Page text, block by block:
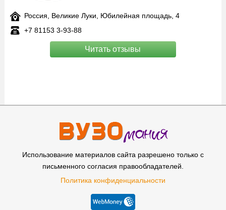
Россия, Великие Луки, Юбилейная площадь, 4
+7 81153 3‑93-88
Читать отзывы
Использование материалов сайта разрешено только с
письменного согласия правообладателей.
Политика конфиденциальности